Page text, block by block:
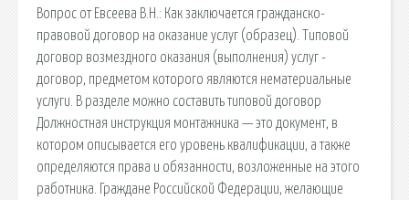
Вопрос от Евсеева В.Н.: Как заключается гражданско-
правовой договор на оказание услуг (образец). Типовой
договор возмездного оказания (выполнения) услуг -
договор, предметом которого являются нематериальные
услуги. В разделе можно составить типовой договор
Должностная инструкция монтажника — это документ, в
котором описывается его уровень квалификации, а также
определяются права и обязанности, возложенные на этого
работника. Граждане Российской Федерации, желающие